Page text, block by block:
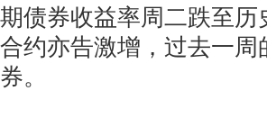
期债券收益率周二跌至历
合约亦告激增，过去一周
券。